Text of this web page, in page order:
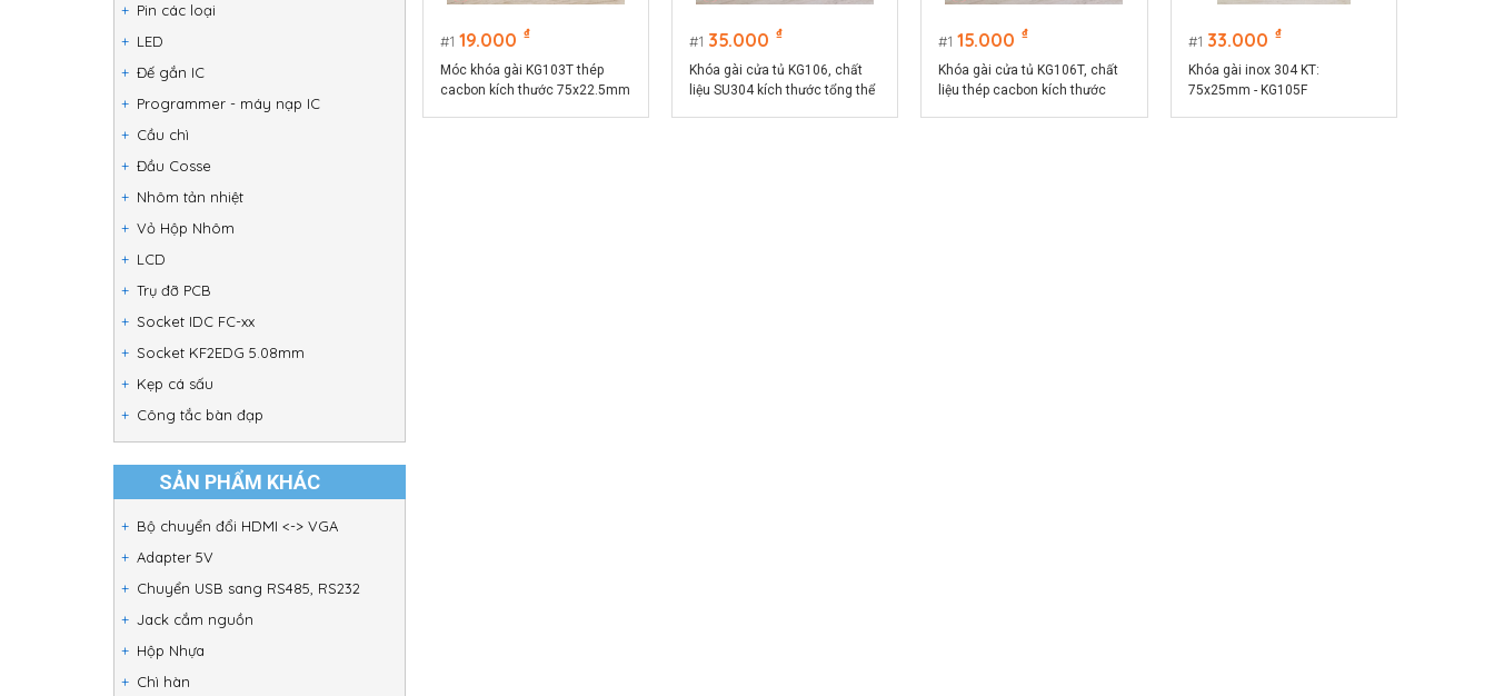
Pin các loại
LED
Đế gắn IC
Programmer - máy nạp IC
Cầu chì
Đầu Cosse
Nhôm tản nhiệt
Vỏ Hộp Nhôm
LCD
Trụ đỡ PCB
Socket IDC FC-xx
Socket KF2EDG 5.08mm
Kẹp cá sấu
Công tắc bàn đạp
SẢN PHẨM KHÁC
Bộ chuyển đổi HDMI <-> VGA
Adapter 5V
Chuyển USB sang RS485, RS232
Jack cắm nguồn
Hộp Nhựa
Chì hàn
1 19.000 ₫
Móc khóa gài KG103T thép
cacbon kích thước 75x22.5mm
1 35.000 ₫
Khóa gài cửa tủ KG106, chất
liệu SU304 kích thước tổng thể
1 15.000 ₫
Khóa gài cửa tủ KG106T, chất
liệu thép cacbon kích thước
1 33.000 ₫
Khóa gài inox 304 KT:
75x25mm - KG105F